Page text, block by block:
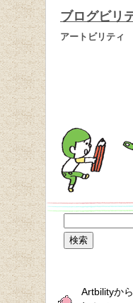
ブログビリ
アートビリティ
Artbilityか